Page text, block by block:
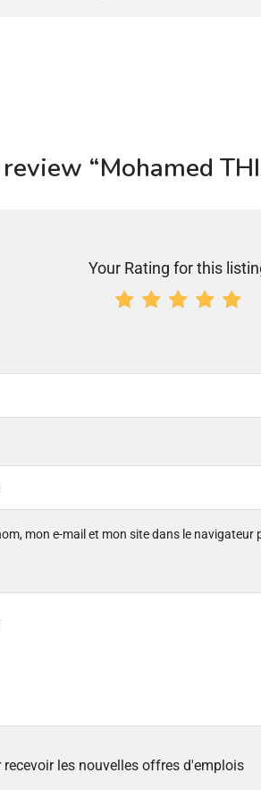
“Mohamed
Your Rating for this
mon e-mail et mon site dans le
les nouvelles offres d'emplois